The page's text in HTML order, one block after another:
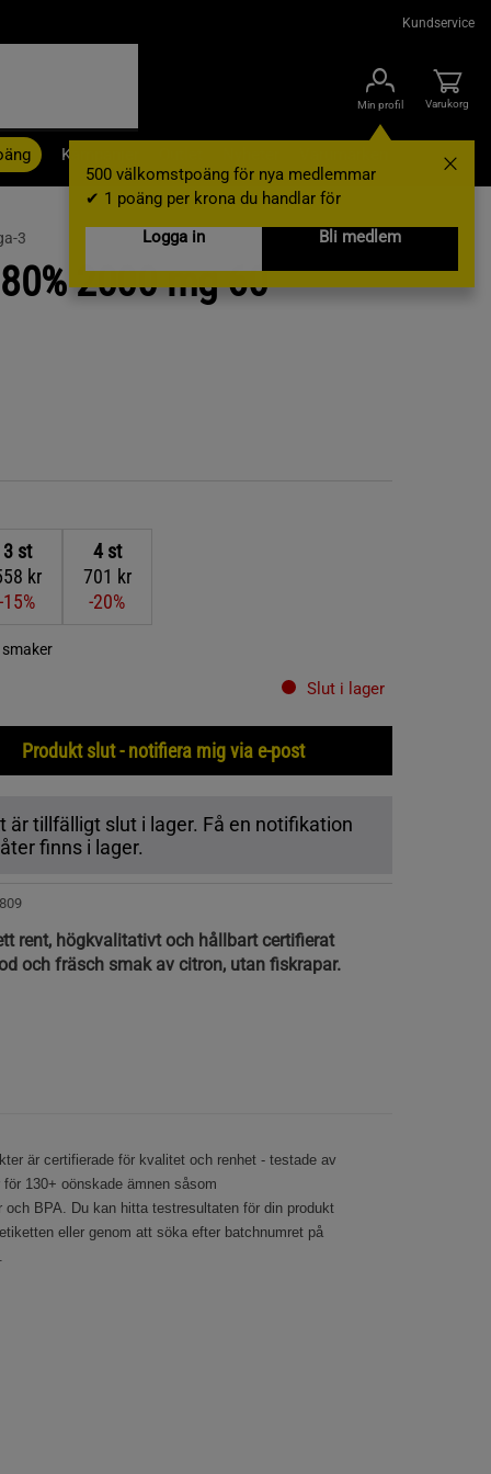
Kundservice
Min profil
500 välkomstpoäng för nya medlemmar
✔ 1 poäng per krona du handlar för
Logga in
Bli medlem
Varukorg
Kampanjer
3
2000 mg 60
3st
kr
-15%
4st
701 kr
-20%
Slut i lager
Produkt slut - notifiera mig via e-post
är tillfälligt slut i lager. Få en notifikation
finns i lager.
rent, högkvalitativt och hållbart certifierat
och fräsch smak av citron, utan fiskrapar.
är certifierade för kvalitet och renhet - testade av
130+ oönskade ämnen såsom
och BPA. Du kan hitta testresultaten för din produkt
eller genom att söka efter batchnumret på
.